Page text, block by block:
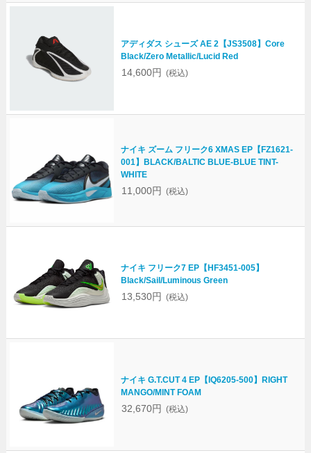
アディダス シューズ AE 2【JS3508】Core
Black/Zero Metallic/Lucid Red
14,600円 (税込)
ナイキ ズーム フリーク6 XMAS EP【FZ1621-
001】BLACK/BALTIC BLUE-BLUE TINT-
WHITE
11,000円 (税込)
ナイキ フリーク7 EP【HF3451-005】
Black/Sail/Luminous Green
13,530円 (税込)
ナイキ G.T.CUT 4 EP【IQ6205-500】RIGHT
MANGO/MINT FOAM
32,670円 (税込)